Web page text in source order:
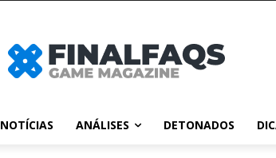
NOTÍCIAS ANÁLISES DETONADOS